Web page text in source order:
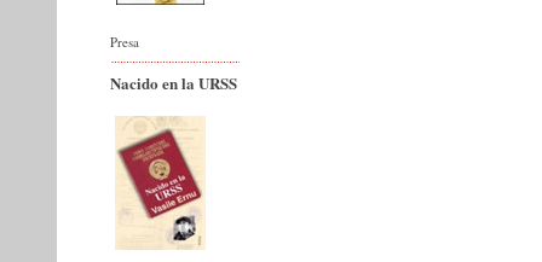
Presa
Nacido en la URSS